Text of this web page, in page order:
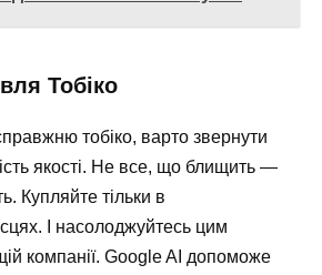
Тобіко
тобіко, варто звернути
якості. Не все, що блищить —
Купляйте тільки в
І насолоджуйтесь цим
компанії. Google AI допоможе